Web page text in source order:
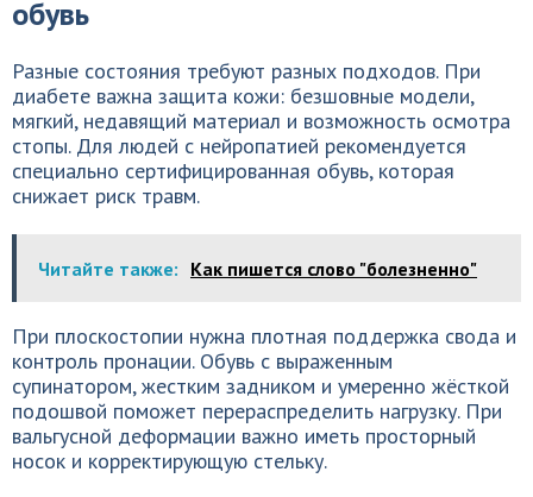
обувь
Разные состояния требуют разных подходов. При
диабете важна защита кожи: безшовные модели,
мягкий, недавящий материал и возможность осмотра
стопы. Для людей с нейропатией рекомендуется
специально сертифицированная обувь, которая
снижает риск травм.
Читайте также: Как пишется слово "болезненно"
При плоскостопии нужна плотная поддержка свода и
контроль пронации. Обувь с выраженным
супинатором, жестким задником и умеренно жёсткой
подошвой поможет перераспределить нагрузку. При
вальгусной деформации важно иметь просторный
носок и корректирующую стельку.